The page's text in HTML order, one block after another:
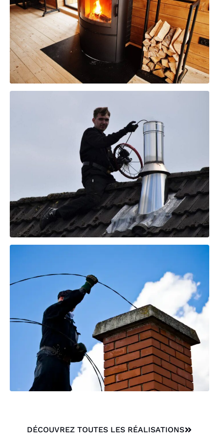
DÉCOUVREZ TOUTES LES RÉALISATIONS